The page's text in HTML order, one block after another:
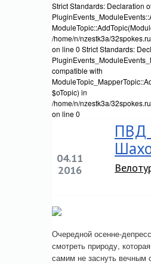
Strict Standards: Declaration
/home/n/nzestk3a/
on line 0 Strict Standards:
compatible with
$oTopic) in
/home/n/nzestk3a/
on line 0
04.11
2016
Очередной осенне-
смотреть природу,
самим не заснуть вечным